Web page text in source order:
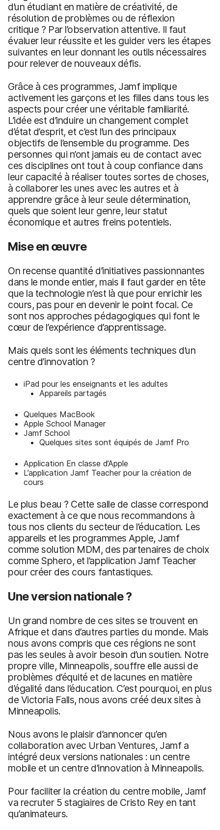
d’un étudiant en matière de créativité, de
résolution de problèmes ou de réflexion
critique ? Par l’observation attentive. Il faut
évaluer leur réussite et les guider vers les étapes
suivantes en leur donnant les outils nécessaires
pour relever de nouveaux défis.
Grâce à ces programmes, Jamf implique
activement les garçons et les filles dans tous les
aspects pour créer une véritable familiarité.
L’idée est d’induire un changement complet
d’état d’esprit, et c’est l’un des principaux
objectifs de l’ensemble du programme. Des
personnes qui n’ont jamais eu de contact avec
ces disciplines ont tout à coup confiance dans
leur capacité à réaliser toutes sortes de choses,
à collaborer les unes avec les autres et à
apprendre grâce à leur seule détermination,
quels que soient leur genre, leur statut
économique et autres freins potentiels.
Mise en œuvre
On recense quantité d’initiatives passionnantes
dans le monde entier, mais il faut garder en tête
que la technologie n’est là que pour enrichir les
cours, pas pour en devenir le point focal. Ce
sont nos approches pédagogiques qui font le
cœur de l’expérience d’apprentissage.
Mais quels sont les éléments techniques d’un
centre d’innovation ?
iPad pour les enseignants et les adultes
Appareils partagés
Quelques MacBook
Apple School Manager
Jamf School
Quelques sites sont équipés de Jamf Pro
Application En classe d’Apple
L’application Jamf Teacher pour la création de
cours
Le plus beau ? Cette salle de classe correspond
exactement à ce que nous recommandons à
tous nos clients du secteur de l’éducation. Les
appareils et les programmes Apple, Jamf
comme solution MDM, des partenaires de choix
comme Sphero, et l’application Jamf Teacher
pour créer des cours fantastiques.
Une version nationale ?
Un grand nombre de ces sites se trouvent en
Afrique et dans d’autres parties du monde. Mais
nous avons compris que ces régions ne sont
pas les seules à avoir besoin d’un soutien. Notre
propre ville, Minneapolis, souffre elle aussi de
problèmes d’équité et de lacunes en matière
d’égalité dans l’éducation. C’est pourquoi, en plus
de Victoria Falls, nous avons créé deux sites à
Minneapolis.
Nous avons le plaisir d’annoncer qu’en
collaboration avec Urban Ventures, Jamf a
intégré deux versions nationales : un centre
mobile et un centre d’innovation à Minneapolis.
Pour faciliter la création du centre mobile, Jamf
va recruter 5 stagiaires de Cristo Rey en tant
qu’animateurs.